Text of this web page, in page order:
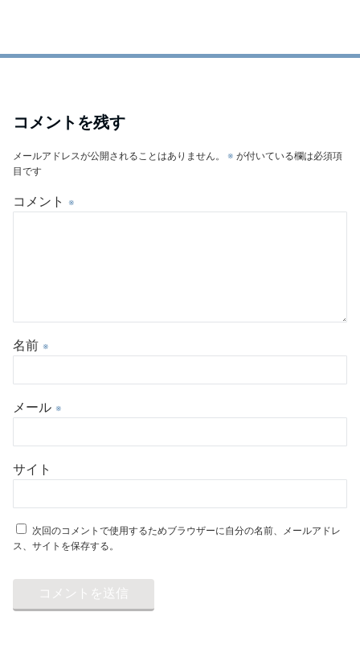
コメントを残す
メールアドレスが公開されることはありません。 ※ が付いている欄は必須項
目です
コメント ※
名前 ※
メール ※
サイト
次回のコメントで使用するためブラウザーに自分の名前、メールアドレ
ス、サイトを保存する。